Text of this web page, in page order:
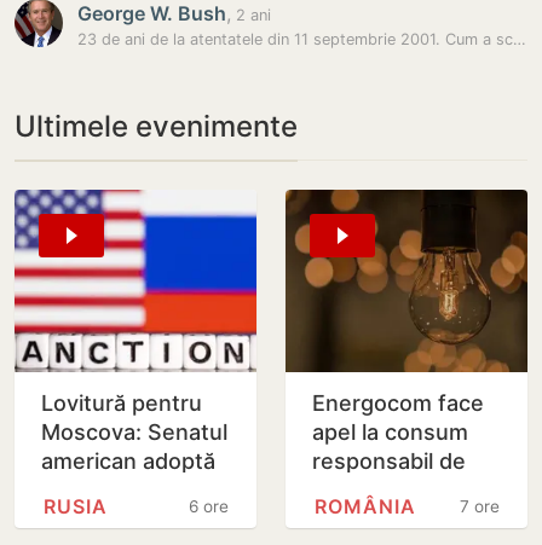
George W. Bush, 2 ani
23 de ani de la atentatele din 11 septembrie 2001. Cum a scăpat un…
Ultimele evenimente
Lovitură pentru
Moscova: Senatul
american adoptă
împotriva Rusiei6 ore
RUSIA
Energocom face
apel la consum
responsabil de
energie în orele
de vârfe vârf
7 ore
ROMÂNIA